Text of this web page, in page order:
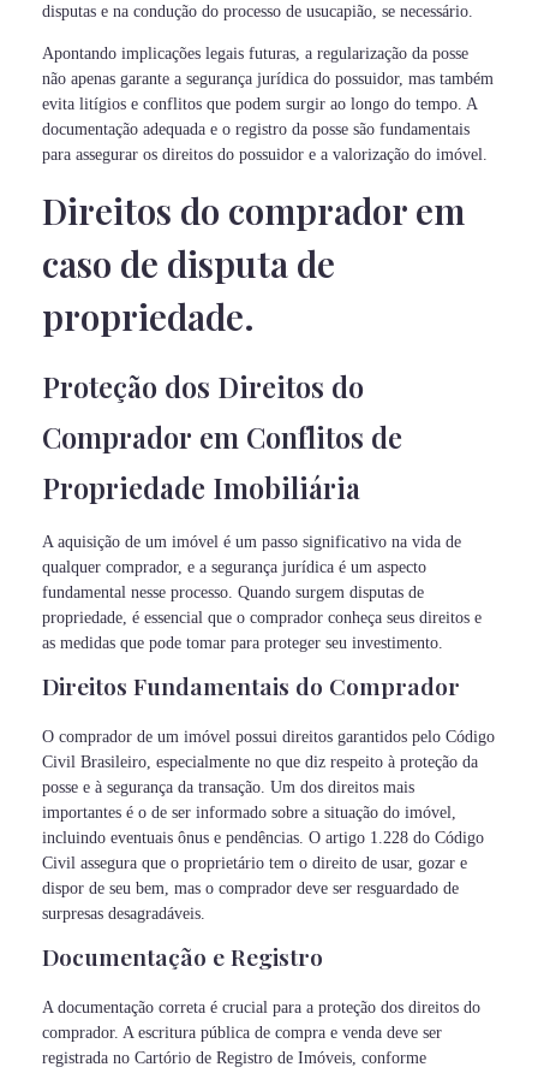
disputas e na condução do processo de usucapião, se necessário.
Apontando implicações legais futuras, a regularização da posse
não apenas garante a segurança jurídica do possuidor, mas também
evita litígios e conflitos que podem surgir ao longo do tempo. A
documentação adequada e o registro da posse são fundamentais
para assegurar os direitos do possuidor e a valorização do imóvel.
Direitos do comprador em
caso de disputa de
propriedade.
Proteção dos Direitos do
Comprador em Conflitos de
Propriedade Imobiliária
A aquisição de um imóvel é um passo significativo na vida de
qualquer comprador, e a segurança jurídica é um aspecto
fundamental nesse processo. Quando surgem disputas de
propriedade, é essencial que o comprador conheça seus direitos e
as medidas que pode tomar para proteger seu investimento.
Direitos Fundamentais do Comprador
O comprador de um imóvel possui direitos garantidos pelo Código
Civil Brasileiro, especialmente no que diz respeito à proteção da
posse e à segurança da transação. Um dos direitos mais
importantes é o de ser informado sobre a situação do imóvel,
incluindo eventuais ônus e pendências. O artigo 1.228 do Código
Civil assegura que o proprietário tem o direito de usar, gozar e
dispor de seu bem, mas o comprador deve ser resguardado de
surpresas desagradáveis.
Documentação e Registro
A documentação correta é crucial para a proteção dos direitos do
comprador. A escritura pública de compra e venda deve ser
registrada no Cartório de Registro de Imóveis, conforme